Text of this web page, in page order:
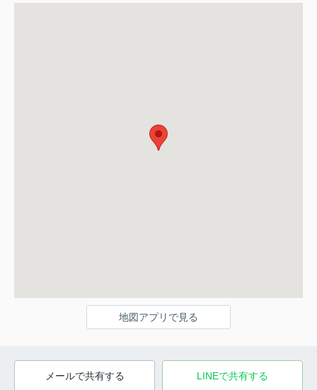
地図アプリで見る
メールで共有する LINEで共有する